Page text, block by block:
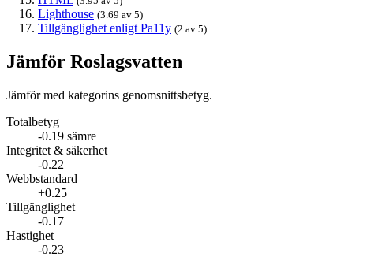
Lighthouse (3.69 av 5)
Tillgänglighet enligt Pa11y (2 av 5)
Jämför Roslagsvatten
Jämför med kategorins genomsnittsbetyg.
Totalbetyg
-0.19 sämre
Integritet & säkerhet
-0.22
Webbstandard
+0.25
Tillgänglighet
-0.17
Hastighet
-0.23